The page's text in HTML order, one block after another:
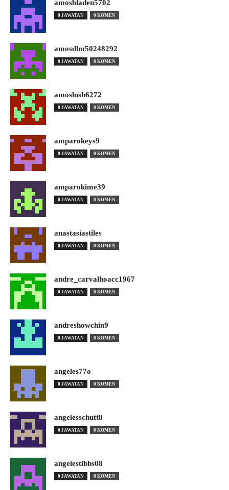
amosbladen5702
0 JAWATAN 0 KOMEN
amosdlm50248292
0 JAWATAN 0 KOMEN
amoslush6272
0 JAWATAN 0 KOMEN
amparokeys9
0 JAWATAN 0 KOMEN
amparokime39
0 JAWATAN 0 KOMEN
anastasiastiles
0 JAWATAN 0 KOMEN
andre_carvalhoacc1967
0 JAWATAN 0 KOMEN
andreshowchin9
0 JAWATAN 0 KOMEN
angeles77o
0 JAWATAN 0 KOMEN
angelesschutt8
0 JAWATAN 0 KOMEN
angelestibbs08
0 JAWATAN 0 KOMEN